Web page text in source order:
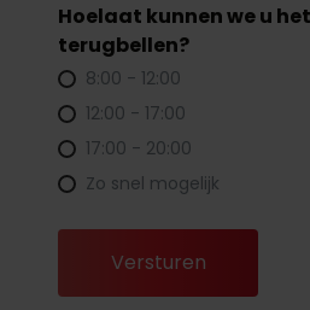
Hoelaat kunnen we u
terugbellen?
8:00 - 12:00
12:00 - 17:00
17:00 - 20:00
Zo snel mogelijk